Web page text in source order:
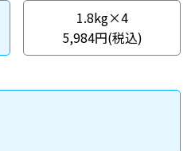
1.8kg×4
5,984円(税込)